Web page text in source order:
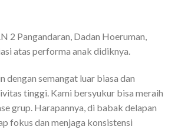
2 Pangandaran, Dadan Hoeruman,
atas performa anak didiknya.
dengan semangat luar biasa dan
tinggi. Kami bersyukur bisa meraih
grup. Harapannya, di babak delapan
fokus dan menjaga konsistensi